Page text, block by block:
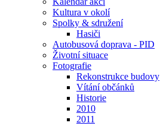
Kultura v okolí
Spolky & sdružení
Hasiči
Autobusová doprava - PID
Životní situace
Fotografie
Rekonstrukce budovy
Vítání občánků
Historie
2010
2011